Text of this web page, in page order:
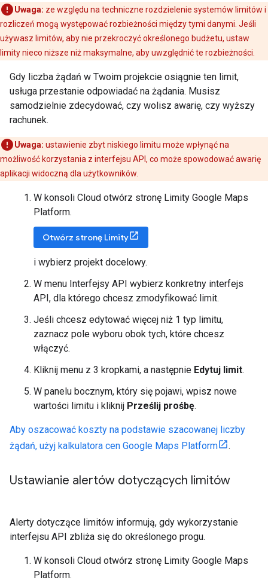
Uwaga: ze względu na techniczne rozdzielenie systemów limitów i
rozliczeń mogą występować rozbieżności między tymi danymi. Jeśli
używasz limitów, aby nie przekroczyć określonego budżetu, ustaw
limity nieco niższe niż maksymalne, aby uwzględnić te rozbieżności.
Gdy liczba żądań w Twoim projekcie osiągnie ten limit,
usługa przestanie odpowiadać na żądania. Musisz
samodzielnie zdecydować, czy wolisz awarię, czy wyższy
rachunek.
Uwaga: ustawienie zbyt niskiego limitu może wpłynąć na
możliwość korzystania z interfejsu API, co może spowodować awarię
aplikacji widoczną dla użytkowników.
W konsoli Cloud otwórz stronę Limity Google Maps
Platform.
Otwórz stronę Limity
i wybierz projekt docelowy.
W menu Interfejsy API wybierz konkretny interfejs
API, dla którego chcesz zmodyfikować limit.
Jeśli chcesz edytować więcej niż 1 typ limitu,
zaznacz pole wyboru obok tych, które chcesz
włączyć.
Kliknij menu z 3 kropkami, a następnie Edytuj limit.
W panelu bocznym, który się pojawi, wpisz nowe
wartości limitu i kliknij Prześlij prośbę.
Aby oszacować koszty na podstawie szacowanej liczby
żądań, użyj kalkulatora cen Google Maps Platform
.
Ustawianie alertów dotyczących limitów
Alerty dotyczące limitów informują, gdy wykorzystanie
interfejsu API zbliża się do określonego progu.
W konsoli Cloud otwórz stronę Limity Google Maps
Platform.